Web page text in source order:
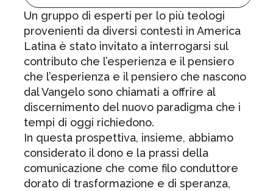
Un gruppo di esperti per lo più teologi
provenienti da diversi contesti in America
Latina è stato invitato a interrogarsi sul
contributo che l’esperienza e il pensiero
che l’esperienza e il pensiero che nascono
dal Vangelo sono chiamati a offrire al
discernimento del nuovo paradigma che i
tempi di oggi richiedono.
In questa prospettiva, insieme, abbiamo
considerato il dono e la prassi della
comunicazione che come filo conduttore
dorato di trasformazione e di speranza,